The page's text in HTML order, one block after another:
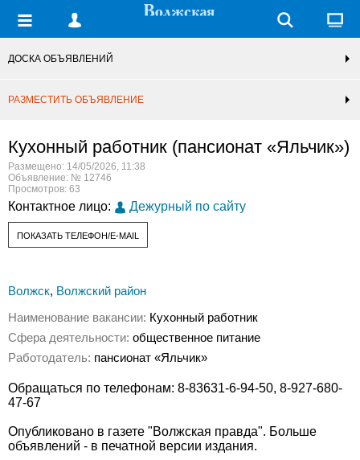
ДОСКА ОБЪЯВЛЕНИЙ
РАЗМЕСТИТЬ ОБЪЯВЛЕНИЕ
Кухонный работник (пансионат «Яльчик»)
Размещено: 14/05/2026, 11:38
Объявление: № 12746
Просмотров: 63
Контактное лицо: Дежурный по сайту
ПОКАЗАТЬ ТЕЛЕФОН/E-MAIL
Волжск, Волжский район
Наименование вакансии: Кухонный работник
Сфера деятельности: общественное питание
Работодатель: пансионат «Яльчик»
Обращаться по телефонам: 8-83631-6-94-50, 8-927-680-
47-67
Опубликовано в газете "Волжская правда". Больше
объявлений - в печатной версии издания.